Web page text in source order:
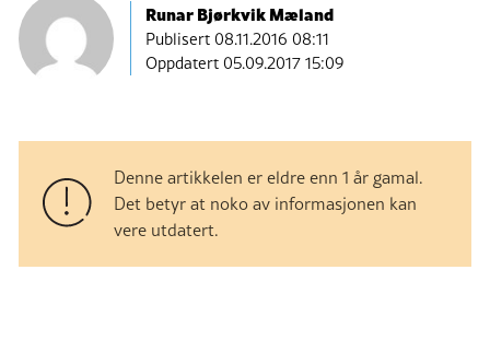
Runar Bjørkvik Mæland
Publisert08.11.2016 08:11
Oppdatert 05.09.2017 15:09
Denne artikkelen er eldre enn 1 år gamal.
Det betyr at noko av informasjonen kan
vere utdatert.